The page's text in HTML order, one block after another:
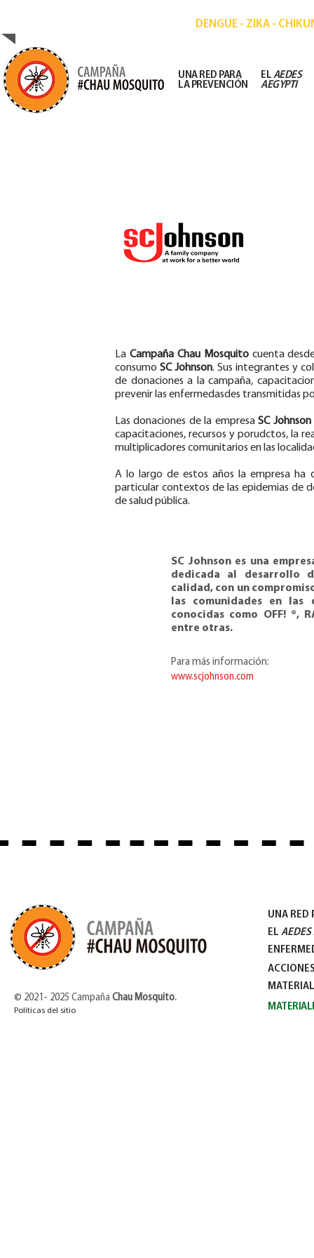
DENGUE - ZIKA -
ELAEDES
AEGYPTI
UNA RED PARA
LA PREVENCIÓN
La Campaña Chau Mosquitocuenta
consumoSC Johnson. Sus integrantes y
de donaciones a la campaña,
prevenir las enfermedasdes transmitidas
Las donaciones de la empresaSC Johnson
capacitaciones, recursos y porudctos, la
multiplicadores comunitarios en las
A lo largo de estos años la empresa ha
particular contextos de las epidemias de
de salud pública.
SC Johnsones una
dedicada al desarrollo
calidad, con un
las comunidades en las
conocidas como OFF! ®,
entre otras.
Para más información:
www.scjohnson.com
© 2021- 2025 Campaña Chau Mosquito.
Políticas del sitio
UNA RED
EL AEDES